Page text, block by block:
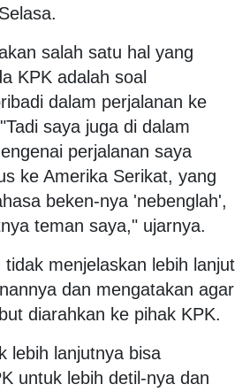
salah satu hal yang
KPK adalah soal
dalam perjalanan ke
saya juga di dalam
perjalanan saya
ke Amerika Serikat, yang
beken-nya 'nebenglah',
teman saya," ujarnya.
menjelaskan lebih lanjut
dan mengatakan agar
diarahkan ke pihak KPK.
lebih lanjutnya bisa
untuk lebih detil-nya dan